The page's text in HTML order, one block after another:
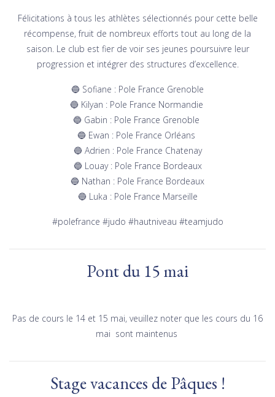
Félicitations à tous les athlètes sélectionnés pour cette belle
récompense, fruit de nombreux efforts tout au long de la
saison. Le club est fier de voir ses jeunes poursuivre leur
progression et intégrer des structures d’excellence.
🔵 Sofiane : Pole France Grenoble
🔵 Kilyan : Pole France Normandie
🔵 Gabin : Pole France Grenoble
🔵 Ewan : Pole France Orléans
🔵 Adrien : Pole France Chatenay
🔵 Louay : Pole France Bordeaux
🔵 Nathan : Pole France Bordeaux
🔵 Luka : Pole France Marseille
#polefrance #judo #hautniveau #teamjudo
Pont du 15 mai
Pas de cours le 14 et 15 mai, veuillez noter que les cours du 16
mai sont maintenus
Stage vacances de Pâques !